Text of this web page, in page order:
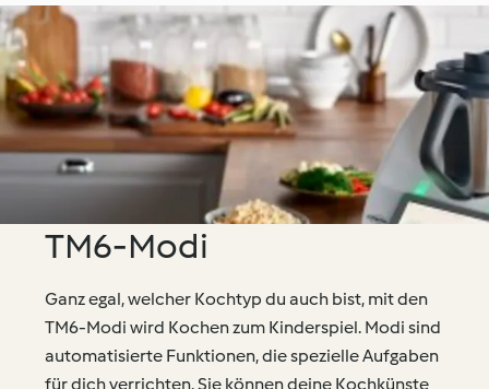
TM6-Modi
Ganz egal, welcher Kochtyp du auch bist, mit den
TM6-Modi wird Kochen zum Kinderspiel. Modi sind
automatisierte Funktionen, die spezielle Aufgaben
für dich verrichten. Sie können deine Kochkünste